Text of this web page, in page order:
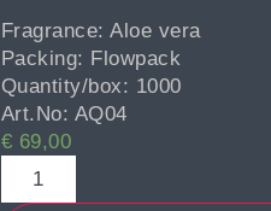
Fragrance: Aloe vera
Packing: Flowpack
Quantity/box: 1000
Art.No: AQ04
€ 69,00